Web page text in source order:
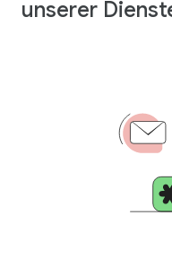
unserer